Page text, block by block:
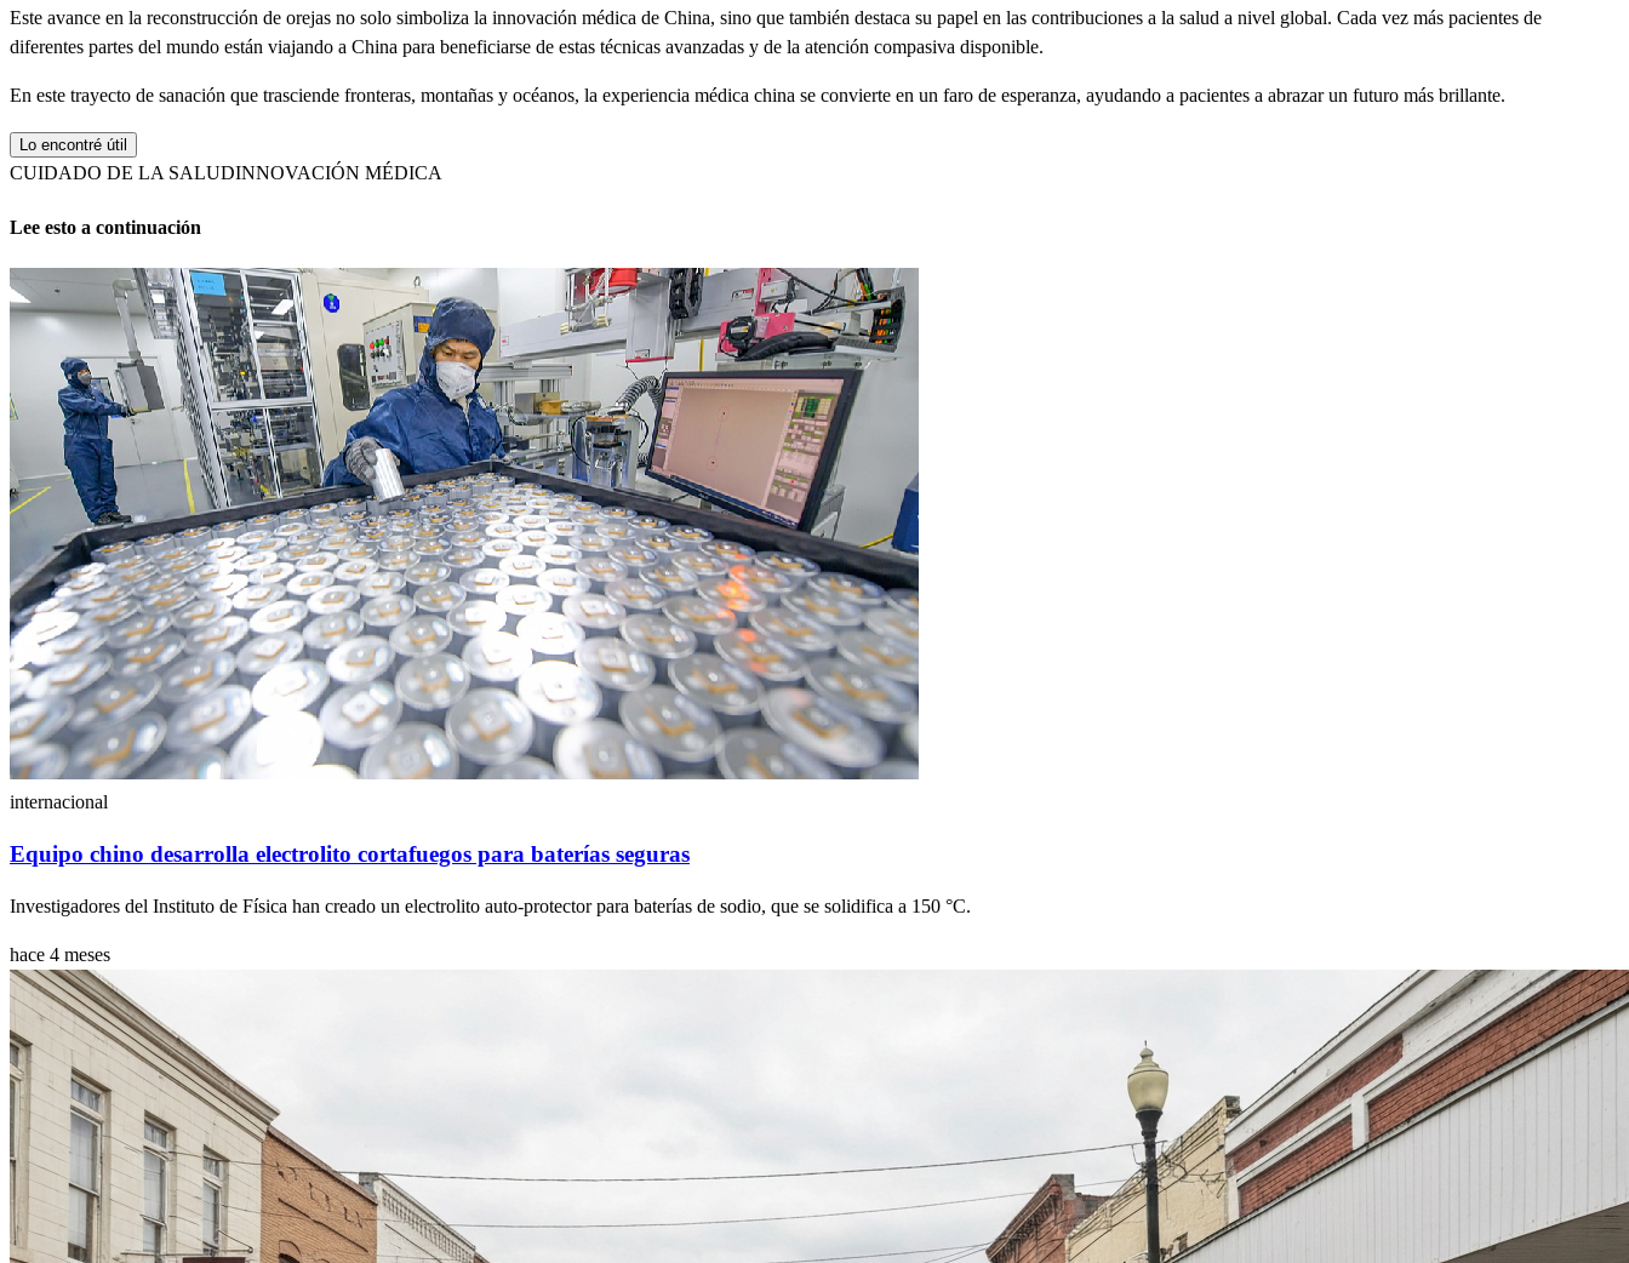
Este avance en la reconstrucción de orejas no solo simboliza la innovación médica de China, sino que también destaca su papel en las contribuciones a la salud a nivel global. Cada vez más pacientes de
diferentes partes del mundo están viajando a China para beneficiarse de estas técnicas avanzadas y de la atención compasiva disponible.
En este trayecto de sanación que trasciende fronteras, montañas y océanos, la experiencia médica china se convierte en un faro de esperanza, ayudando a pacientes a abrazar un futuro más brillante.
Lo encontré útil
CUIDADO DE LA SALUDINNOVACIÓN MÉDICA
Lee esto a continuación
internacional
Equipo chino desarrolla electrolito cortafuegos para baterías seguras
Investigadores del Instituto de Física han creado un electrolito auto-protector para baterías de sodio, que se solidifica a 150 °C.
hace 4 meses